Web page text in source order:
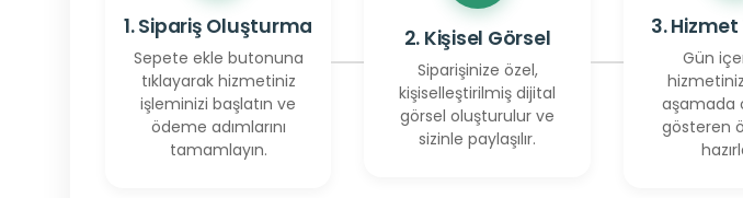
1. Sipariş Oluşturma
Sepete ekle butonuna
tıklayarak hizmetiniz
işleminizi başlatın ve
ödeme adımlarını
tamamlayın.
2. Kişisel Görsel
Siparişinize özel,
kişiselleştirilmiş dijital
görsel oluşturulur ve
sizinle paylaşılır.
3.
Gün
aşamada
gösteren